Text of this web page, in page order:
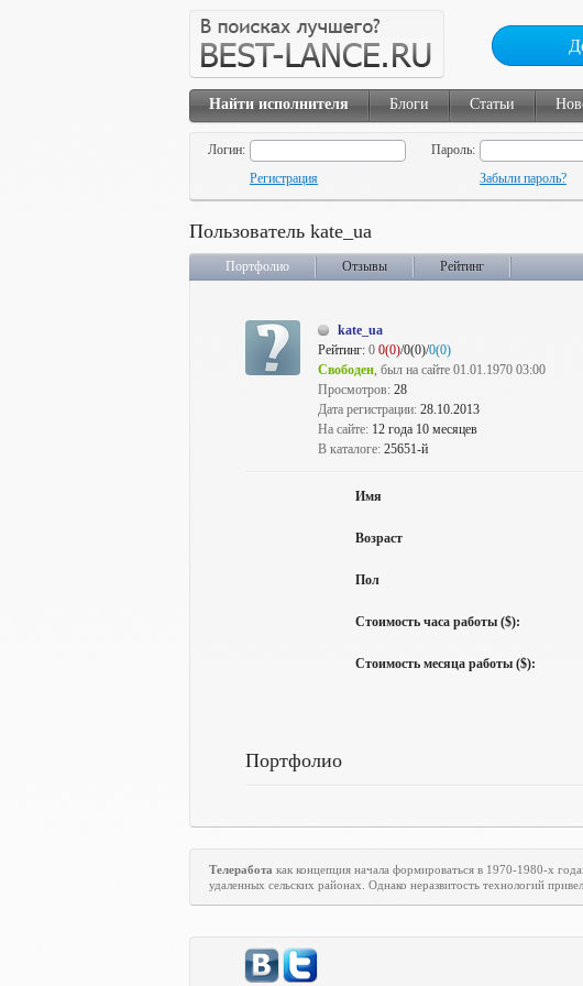
Найти исполнителя Блоги Статьи
Логин:
Пароль:
Регистрация
Забыли пароль?
Пользователь kate_ua
Портфолио Отзывы Рейтинг
kate_ua
Рейтинг: 0 0(0)/0(0)/0(0)
Свободен, был на сайте 01.01.1970 03:00
Просмотров: 28
Дата регистрации: 28.10.2013
На сайте: 12 года 10 месяцев
В каталоге: 25651-й
Имя
Возраст
Пол
Стоимость часа работы ($):
Стоимость месяца работы ($):
Портфолио
Телеработа как концепция начала формироваться в 1970-1980-х
удаленных сельских районах. Однако неразвитость технологий